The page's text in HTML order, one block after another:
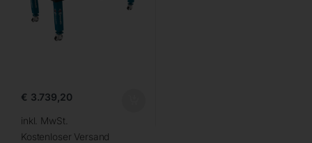
€ 3.739,20
inkl. MwSt.
Kostenloser Versand